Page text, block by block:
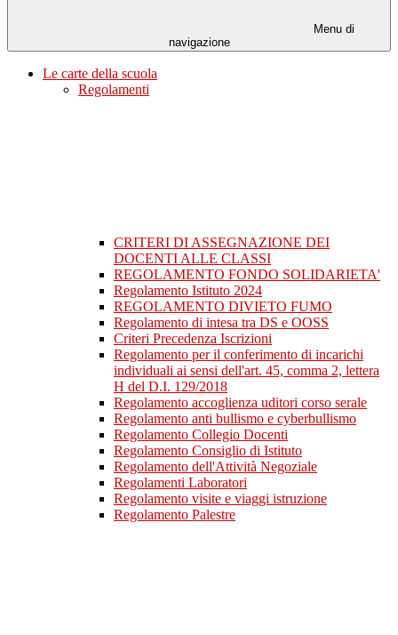
Menu di
navigazione
Le carte della scuola
Regolamenti
CRITERI DI ASSEGNAZIONE DEI
DOCENTI ALLE CLASSI
REGOLAMENTO FONDO SOLIDARIETA'
Regolamento Istituto 2024
REGOLAMENTO DIVIETO FUMO
Regolamento di intesa tra DS e OOSS
Criteri Precedenza Iscrizioni
Regolamento per il conferimento di incarichi
individuali ai sensi dell'art. 45, comma 2, lettera
H del D.I. 129/2018
Regolamento accoglienza uditori corso serale
Regolamento anti bullismo e cyberbullismo
Regolamento Collegio Docenti
Regolamento Consiglio di Istituto
Regolamento dell'Attività Negoziale
Regolamenti Laboratori
Regolamento visite e viaggi istruzione
Regolamento Palestre